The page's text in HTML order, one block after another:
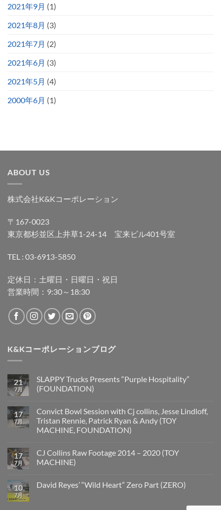
2021年9月 (1)
2021年8月 (3)
2021年7月 (2)
2021年6月 (3)
2021年5月 (4)
2000年6月 (1)
ABOUT US
株式会社K&Kコーポレーション
〒167-0023
東京都杉並区上井草1-24-14 宝来ビル401号室
TEL : 03-6913-5850
定休日：土曜日・日曜日・祝日
営業時間：9:30～18:30
K&Kコーポレーションブログ
21
7月
SLAPPY Trucks Presents “Purple Hospitality”
(FOUNDATION)
17
7月
Convict Bowl Session with Cj collins, Jesse Lindloff,
Tristan Rennie, Patrick Ryan & Andy (TOY
MACHINE, FOUNDATION)
17
7月
CJ Collins Raw Footage 2014 – 2020 (TOY
MACHINE)
10
7月
David Reyes’ “Wild Heart” Zero Part (ZERO)